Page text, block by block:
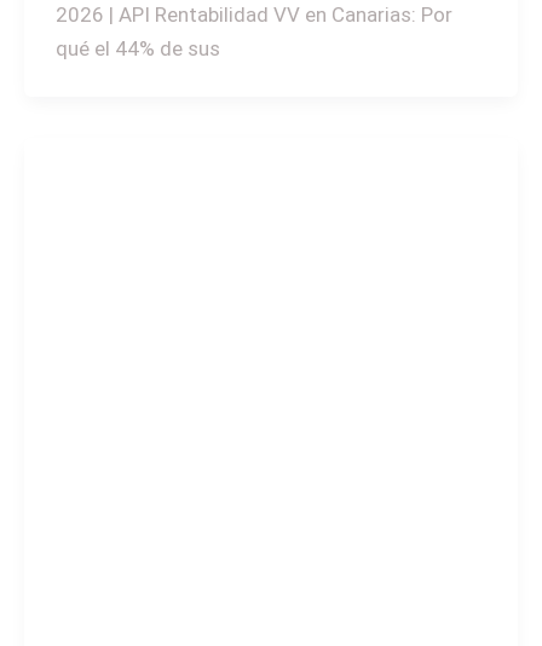
2026 | API Rentabilidad VV en Canarias: Por
qué el 44% de sus